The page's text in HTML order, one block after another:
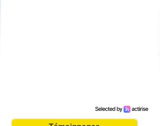
récompensée... Un grand merci à toute
l'équipe et très longue vie à Bananalotto !